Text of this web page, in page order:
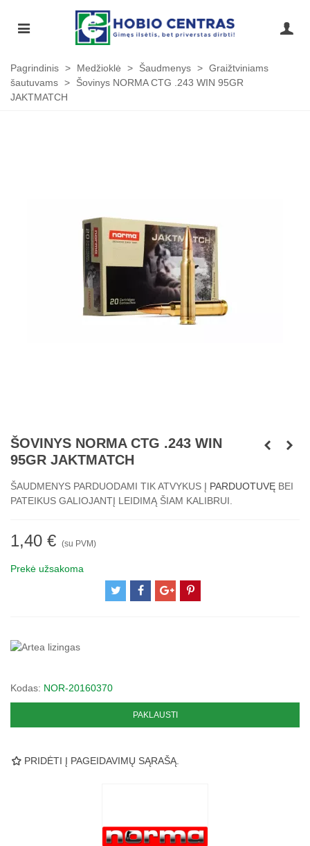
Pagrindinis > Medžioklė > Šaudmenys > Graižtviniams
šautuvams >
Šovinys NORMA CTG .243 WIN 95GR
JAKTMATCH
ŠOVINYS NORMA CTG .243 WIN
95GR JAKTMATCH
ŠAUDMENYS PARDUODAMI TIK ATVYKUS Į PARDUOTUVĘ BEI
PATEIKUS GALIOJANTĮ LEIDIMĄ ŠIAM KALIBRUI.
1,40 € (su PVM)
Prekė užsakoma
Kodas: NOR-20160370
PAKLAUSTI
PRIDĖTI Į PAGEIDAVIMŲ SĄRAŠĄ.